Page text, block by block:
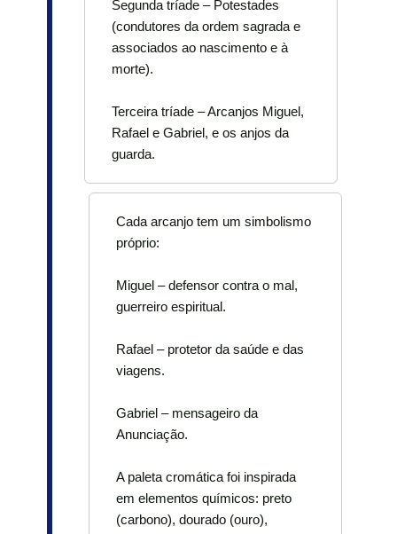
Segunda tríade – Potestades
(condutores da ordem sagrada e
associados ao nascimento e à
morte).
Terceira tríade – Arcanjos Miguel,
Rafael e Gabriel, e os anjos da
guarda.
Cada arcanjo tem um simbolismo
próprio:
Miguel – defensor contra o mal,
guerreiro espiritual.
Rafael – protetor da saúde e das
viagens.
Gabriel – mensageiro da
Anunciação.
A paleta cromática foi inspirada
em elementos químicos: preto
(carbono), dourado (ouro),